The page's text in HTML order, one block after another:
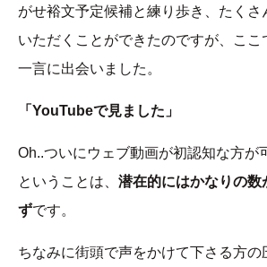
がせ裕文予定候補と練り歩き、たくさ
いただくことができたのですが、ここ
一言に出会いました。
「YouTubeで見ました」
Oh..ついにウェブ動画が初認知な方が
ということは、 潜在的にはかなりの数
ずです。
ちなみに街頭で声をかけて下さる方の